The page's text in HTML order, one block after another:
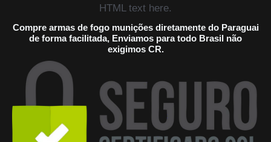
HTML text here.
Compre armas de fogo munições diretamente do Paraguai
de forma facilitada, Enviamos para todo Brasil não
exigimos CR.